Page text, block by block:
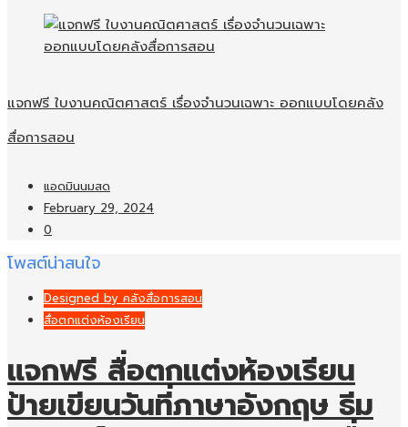
แจกฟรี ใบงานคณิตศาสตร์ เรื่องจำนวนเฉพาะ ออกแบบโดยคลัง
สื่อการสอน
แอดมินนมสด
February 29, 2024
0
โพสต์น่าสนใจ
Designed by คลังสื่อการสอน
สื่อตกแต่งห้องเรียน
แจกฟรี สื่อตกแต่งห้องเรียน
ป้ายเขียนวันที่ภาษาอังกฤษ ธีม